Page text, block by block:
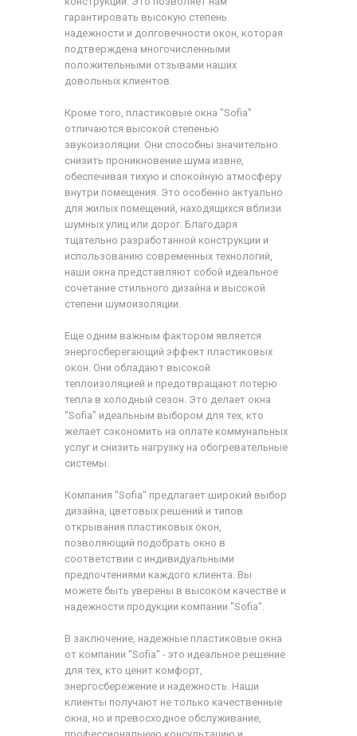
гарантировать высокую степень
надежности и долговечности окон, которая
подтверждена многочисленными
положительными отзывами наших
довольных клиентов.
Кроме того, пластиковые окна "Sofia"
отличаются высокой степенью
звукоизоляции. Они способны значительно
снизить проникновение шума извне,
обеспечивая тихую и спокойную атмосферу
внутри помещения. Это особенно актуально
для жилых помещений, находящихся вблизи
шумных улиц или дорог. Благодаря
тщательно разработанной конструкции и
использованию современных технологий,
наши окна представляют собой идеальное
сочетание стильного дизайна и высокой
степени шумоизоляции.
Еще одним важным фактором является
энергосберегающий эффект пластиковых
окон. Они обладают высокой
теплоизоляцией и предотвращают потерю
тепла в холодный сезон. Это делает окна
"Sofia" идеальным выбором для тех, кто
желает сэкономить на оплате коммунальных
услуг и снизить нагрузку на обогревательные
системы.
Компания "Sofia" предлагает широкий выбор
дизайна, цветовых решений и типов
открывания пластиковых окон,
позволяющий подобрать окно в
соответствии с индивидуальными
предпочтениями каждого клиента. Вы
можете быть уверены в высоком качестве и
надежности продукции компании "Sofia".
В заключение, надежные пластиковые окна
от компании "Sofia" - это идеальное решение
для тех, кто ценит комфорт,
энергосбережение и надежность. Наши
клиенты получают не только качественные
окна, но и превосходное обслуживание,
профессиональную консультацию и